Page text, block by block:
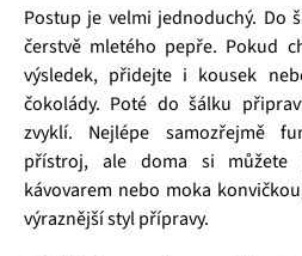
Postup je velmi jednoduchý. Do
čerstvě mletého pepře. Pokud
výsledek, přidejte i kousek
čokolády. Poté do šálku
zvyklí. Nejlépe samozřejmě
přístroj, ale doma si můžete
kávovarem nebo moka
výraznější styl přípravy.